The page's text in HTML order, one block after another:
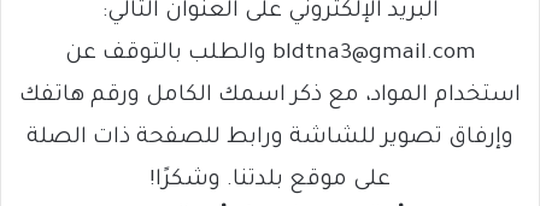
البريد الإلكتروني على العنوان التالي:
bldtna3@gmail.com والطلب بالتوقف عن
استخدام المواد، مع ذكر اسمك الكامل ورقم هاتفك
وإرفاق تصوير للشاشة ورابط للصفحة ذات الصلة
على موقع بلدتنا. وشكرًا!